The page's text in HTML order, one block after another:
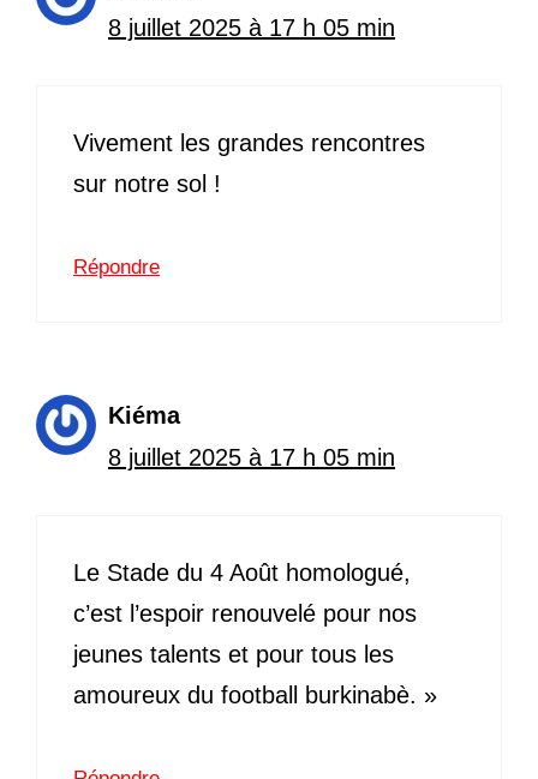
8 juillet 2025 à 17 h 05 min
Vivement les grandes rencontres
sur notre sol !
Répondre
Kiéma
8 juillet 2025 à 17 h 05 min
Le Stade du 4 Août homologué,
c’est l’espoir renouvelé pour nos
jeunes talents et pour tous les
amoureux du football burkinabè. »